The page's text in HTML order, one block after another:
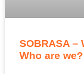
SOBRASA –
Who are we?